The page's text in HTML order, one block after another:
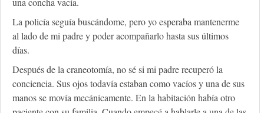
La policía seguía buscándome, pero yo esperaba mantenerme
al lado de mi padre y poder acompañarlo hasta sus últimos
días.
Después de la craneotomía, no sé si mi padre recuperó la
conciencia. Sus ojos todavía estaban como vacíos y una de sus
manos se movía mecánicamente. En la habitación había otro